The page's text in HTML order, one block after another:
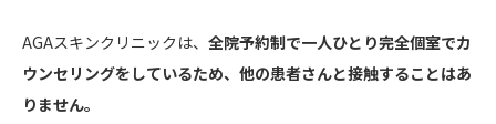
AGAスキンクリニックは、 全院予約制で一人ひとり完全個室でカ
ウンセリングをしているため、他の患者さんと接触することはあ
りません。